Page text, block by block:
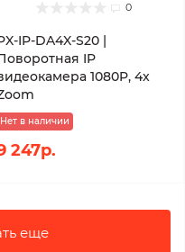
0
IP-DA4X-S20 |
IP
1080P, 4x
Нет в наличии
247р.
еще